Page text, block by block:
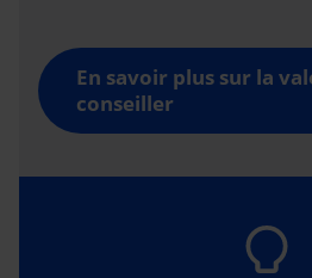
En savoir plus sur la
conseiller